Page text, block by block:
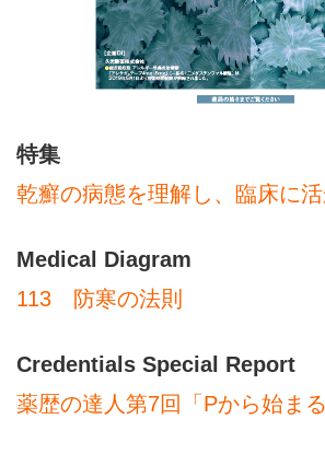
特集
乾癬の病態を理解し、臨床に
Medical Diagram
113 防寒の法則
Credentials Special Report
薬歴の達人第7回「Pから始まる